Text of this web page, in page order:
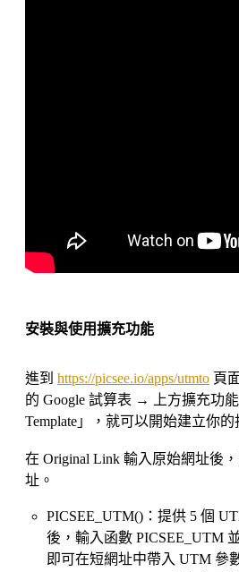
安裝與使用擴充功能
進到 https://picsee.io/apps/utmto 頁
的 Google 試算表 → 上方擴充功
Template」，就可以開始建立你的
在 Original Link 輸入原始網址後
址。
PICSEE_UTM()：提供 5 個
後，輸入函數 PICSEE_UTM
即可在短網址中帶入 UTM 參